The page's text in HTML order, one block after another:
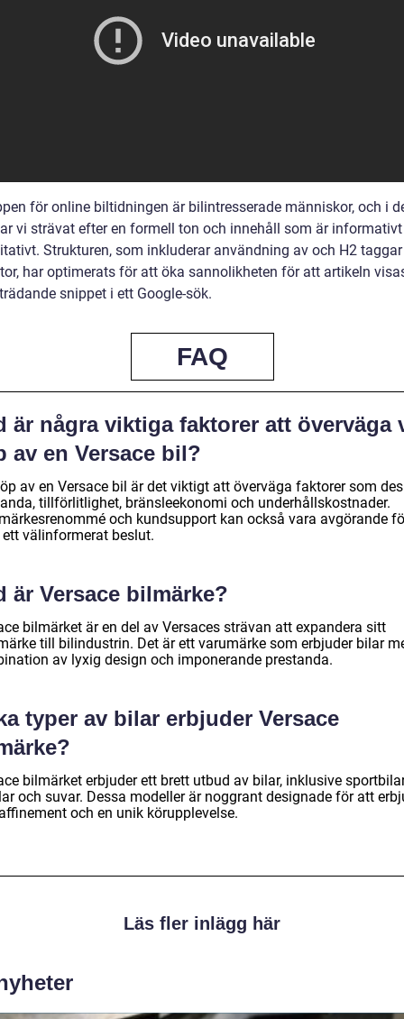
för online biltidningen är bilintresserade människor, och i
vi strävat efter en formell ton och innehåll som är
Strukturen, som inkluderar användning av och H2
har optimerats för att öka sannolikheten för att artikeln
snippet i ett Google-sök.
FAQ
är några viktiga faktorer att överväga
av en Versace bil?
av en Versace bil är det viktigt att överväga faktorer som
tillförlitlighet, bränsleekonomi och underhållskostnader.
och kundsupport kan också vara avgörande
välinformerat beslut.
är Versace bilmärke?
bilmärket är en del av Versaces strävan att expandera sitt
till bilindustrin. Det är ett varumärke som erbjuder bilar
av lyxig design och imponerande prestanda.
typer av bilar erbjuder Versace
bilmärket erbjuder ett brett utbud av bilar, inklusive
och suvar. Dessa modeller är noggrant designade för att
och en unik körupplevelse.
Läs fler inlägg här